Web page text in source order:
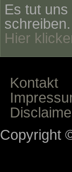
Es tut
schreiben.
Hier
Kontakt
Copyright